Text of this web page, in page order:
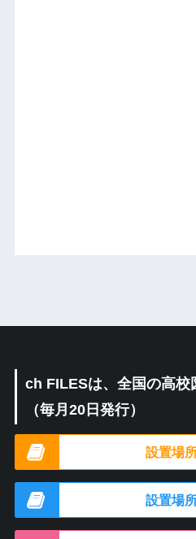
ch FILESは、全国の高校
（毎月20日発行）
設置場
設置場